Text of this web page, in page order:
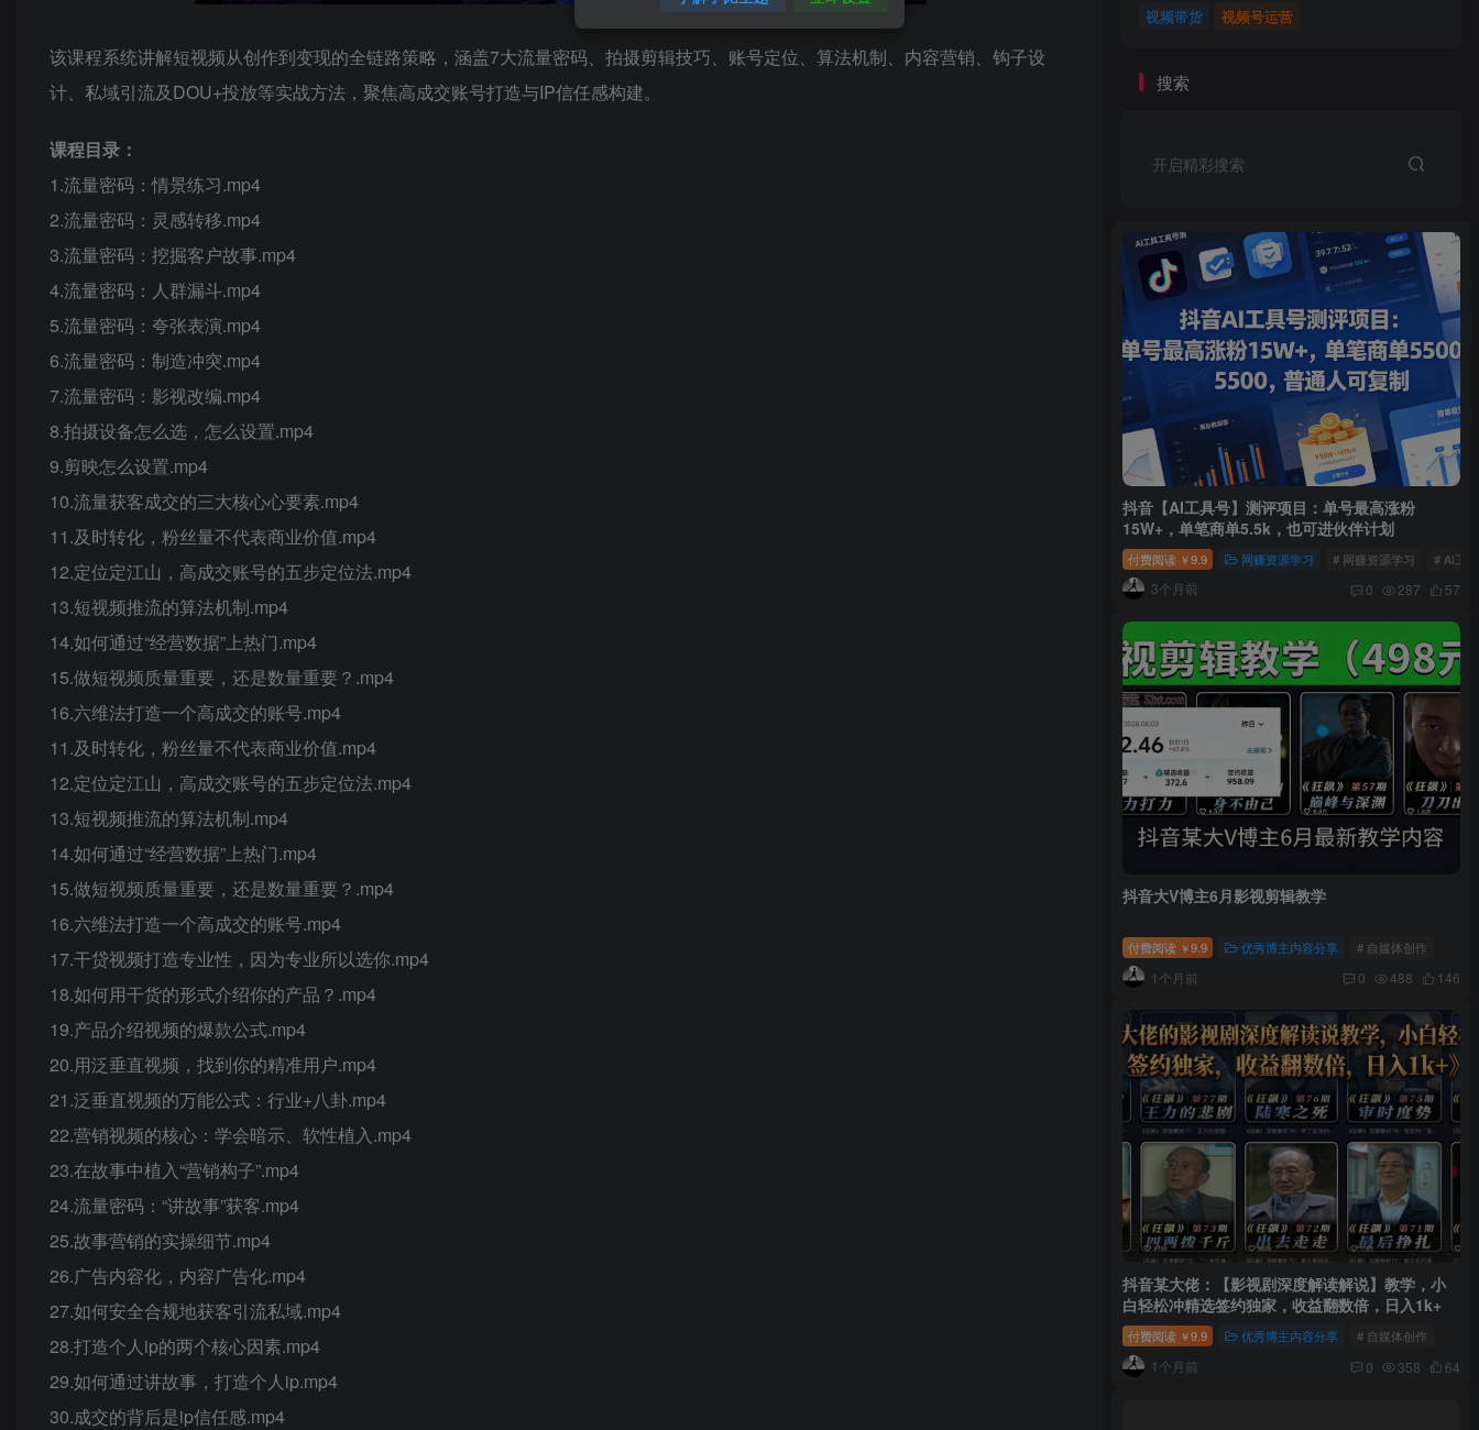
该课程系统讲解短视频从创作到变现的全链路策略，涵盖7大流量密码、拍摄剪辑技巧、账号定位、算法机制、内容营销、钩子设
计、私域引流及DOU+投放等实战方法，聚焦高成交账号打造与IP信任感构建。
课程目录：
1.流量密码：情景练习.mp4
2.流量密码：灵感转移.mp4
3.流量密码：挖掘客户故事.mp4
4.流量密码：人群漏斗.mp4
5.流量密码：夸张表演.mp4
6.流量密码：制造冲突.mp4
7.流量密码：影视改编.mp4
8.拍摄设备怎么选，怎么设置.mp4
9.剪映怎么设置.mp4
10.流量获客成交的三大核心心要素.mp4
11.及时转化，粉丝量不代表商业价值.mp4
12.定位定江山，高成交账号的五步定位法.mp4
13.短视频推流的算法机制.mp4
14.如何通过“经营数据”上热门.mp4
15.做短视频质量重要，还是数量重要？.mp4
16.六维法打造一个高成交的账号.mp4
11.及时转化，粉丝量不代表商业价值.mp4
12.定位定江山，高成交账号的五步定位法.mp4
13.短视频推流的算法机制.mp4
14.如何通过“经营数据”上热门.mp4
15.做短视频质量重要，还是数量重要？.mp4
16.六维法打造一个高成交的账号.mp4
17.干贷视频打造专业性，因为专业所以选你.mp4
18.如何用干货的形式介绍你的产品？.mp4
19.产品介绍视频的爆款公式.mp4
20.用泛垂直视频，找到你的精准用户.mp4
21.泛垂直视频的万能公式：行业+八卦.mp4
22.营销视频的核心：学会暗示、软性植入.mp4
23.在故事中植入“营销构子”.mp4
24.流量密码：“讲故事”获客.mp4
25.故事营销的实操细节.mp4
26.广告内容化，内容广告化.mp4
27.如何安全合规地获客引流私域.mp4
28.打造个人ip的两个核心因素.mp4
29.如何通过讲故事，打造个人ip.mp4
30.成交的背后是ip信任感.mp4
视频带货
视频号运营
搜索
开启精彩搜索
抖音【AI工具号】测评项目：单号最高涨粉
15W+，单笔商单5.5k，也可进伙伴计划
付费阅读 ￥9.9 网赚资源学习 # 网赚资源学习 # AI工
3个月前 0 287 57
抖音大V博主6月影视剪辑教学
付费阅读 ￥9.9 优秀博主内容分享 # 自媒体创作
1个月前 0 488 146
抖音某大佬：【影视剧深度解读解说】教学，小
白轻松冲精选签约独家，收益翻数倍，日入1k+
付费阅读 ￥9.9 优秀博主内容分享 # 自媒体创作
1个月前 0 358 64